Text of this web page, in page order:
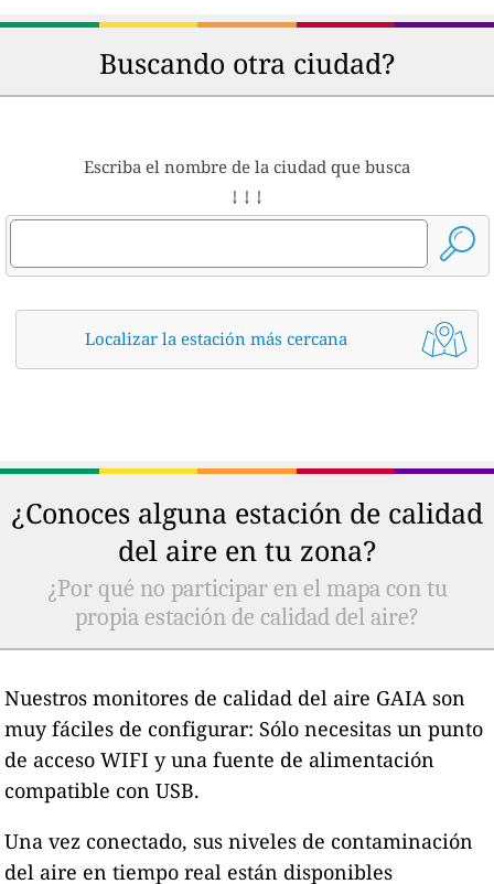
Buscando otra ciudad?
Escriba el nombre de la ciudad que busca
↓ ↓ ↓
Localizar la estación más cercana
¿Conoces alguna estación de calidad
del aire en tu zona?
¿Por qué no participar en el mapa con tu
propia estación de calidad del aire?
Nuestros monitores de calidad del aire GAIA son
muy fáciles de configurar: Sólo necesitas un punto
de acceso WIFI y una fuente de alimentación
compatible con USB.
Una vez conectado, sus niveles de contaminación
del aire en tiempo real están disponibles